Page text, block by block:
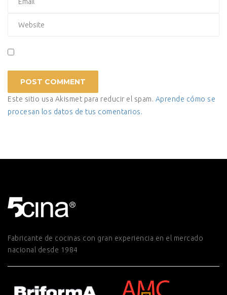
Este sitio usa Akismet para reducir el spam. Aprende cómo se
procesan los datos de tus comentarios.
Fabricante de cocinas con gran experiencia en el mercado
nacional desde 1984